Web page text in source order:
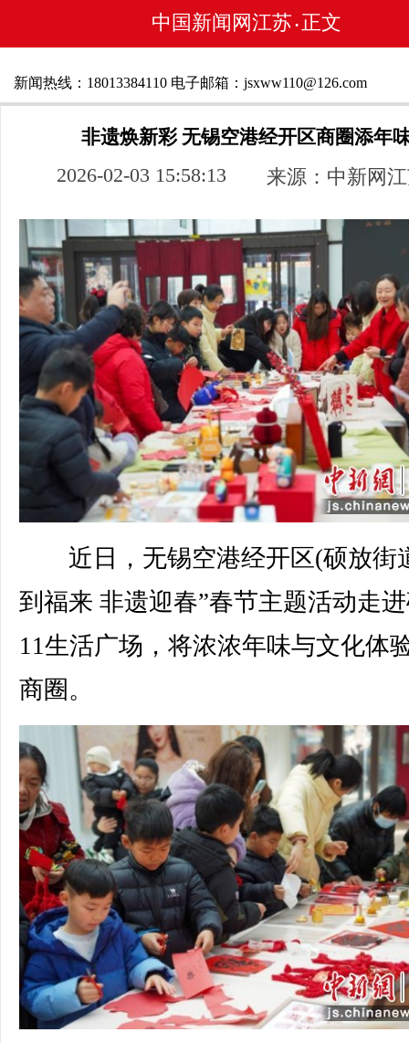
中国新闻网江苏 • 正文
新闻热线：18013384110 电子邮箱：jsxww110@126.com
非遗焕新彩 无锡空港经开区商圈添年
2026-02-03 15:58:13 来源：中新网
近日，无锡空港经开区(硕放街
到福来 非遗迎春”春节主题活动走
11生活广场，将浓浓年味与文化体
商圈。